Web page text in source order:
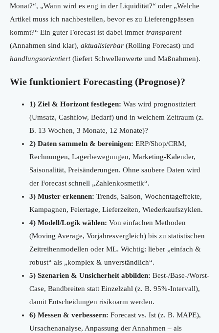
Monat?“, „Wann wird es eng in der Liquidität?“ oder „Welche
Artikel muss ich nachbestellen, bevor es zu Lieferengpässen
kommt?“ Ein guter Forecast ist dabei immer transparent
(Annahmen sind klar), aktualisierbar (Rolling Forecast) und
handlungsorientiert(liefert Schwellenwerte und Maßnahmen).
Wie funktioniert Forecasting (Prognose)?
1) Ziel & Horizont festlegen: Was wird prognostiziert
(Umsatz, Cashflow, Bedarf) und in welchem Zeitraum (z.
B. 13 Wochen, 3 Monate, 12 Monate)?
2) Daten sammeln & bereinigen: ERP/Shop/CRM,
Rechnungen, Lagerbewegungen, Marketing-Kalender,
Saisonalität, Preisänderungen. Ohne saubere Daten wird
der Forecast schnell „Zahlenkosmetik“.
3) Muster erkennen: Trends, Saison, Wochentageffekte,
Kampagnen, Feiertage, Lieferzeiten, Wiederkaufszyklen.
4) Modell/Logik wählen: Von einfachen Methoden
(Moving Average, Vorjahresvergleich) bis zu statistischen
Zeitreihenmodellen oder ML. Wichtig: lieber „einfach &
robust“ als „komplex & unverständlich“.
5) Szenarien & Unsicherheit abbilden: Best-/Base-/Worst-
Case, Bandbreiten statt Einzelzahl (z. B. 95%-Intervall),
damit Entscheidungen risikoarm werden.
6) Messen & verbessern: Forecast vs. Ist (z. B. MAPE),
Ursachenanalyse, Anpassung der Annahmen – als